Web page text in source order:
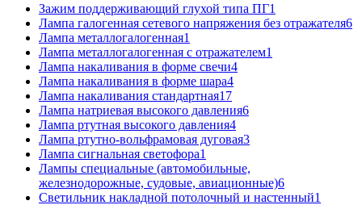
Зажим поддерживающий глухой типа ПГ1
Лампа галогенная сетевого напряжения без отражателя6
Лампа металлогалогенная1
Лампа металлогалогенная с отражателем1
Лампа накаливания в форме свечи4
Лампа накаливания в форме шара4
Лампа накаливания стандартная17
Лампа натриевая высокого давления6
Лампа ртутная высокого давления4
Лампа ртутно-вольфрамовая дуговая3
Лампа сигнальная светофора1
Лампы специальные (автомобильные,
железнодорожные, судовые, авиационные)6
Светильник накладной потолочный и настенный1